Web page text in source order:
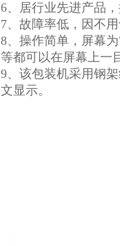
6、居行业先进产品
7、故障率低，因不
8、操作简单，屏幕
等都可以在屏幕上一
9、该包装机采用钢
文显示。